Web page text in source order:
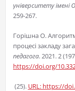
університету імені
259-267.
Горішна О.
процесі закладу
педагога. 2021. 2
https://doi.org/
(25). URL: https://